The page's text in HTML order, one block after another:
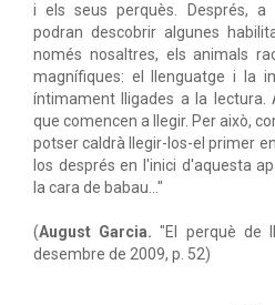
i els seus perquès. Després, a
podran descobrir algunes
només nosaltres, els animals
magnífiques: el llenguatge i la
íntimament lligades a la lectura.
que comencen a llegir. Per això,
potser caldrà llegir-los-el primer
los després en l'inici d'aquesta
la cara de babau..."
(August Garcia. "El perquè de
desembre de 2009, p. 52)